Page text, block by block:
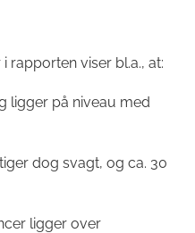
rapporten viser bl.a., at:
ligger på niveau med
dog svagt, og ca. 30
ligger over